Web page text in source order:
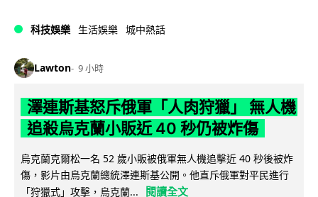
科技娛樂 生活娛樂 城中熱話
Lawton 9 小時
澤連斯基怒斥俄軍「人肉狩獵」 無人機
追殺烏克蘭小販近 40 秒仍被炸傷
烏克蘭克爾松一名 52 歲小販被俄軍無人機追擊近 40 秒後被炸
傷，影片由烏克蘭總統澤連斯基公開。他直斥俄軍對平民進行
「狩獵式」攻擊，烏克蘭...
閱讀全文